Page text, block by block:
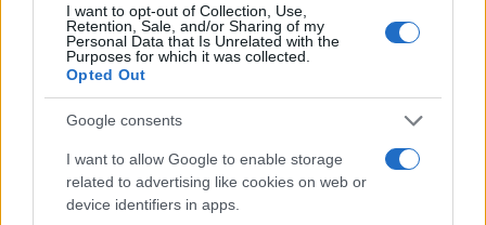
I want to opt-out of Collection, Use,
Retention, Sale, and/or Sharing of my
Personal Data that Is Unrelated with the
Purposes for which it was collected.
Opted Out
Google consents
I want to allow Google to enable storage
related to advertising like cookies on web or
device identifiers in apps.